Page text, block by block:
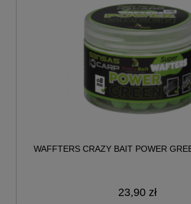
WAFFTERS CRAZY BAIT POWER
23,90 zł